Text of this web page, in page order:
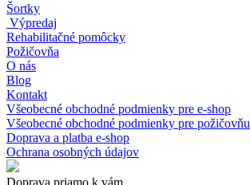
Šortky
Výpredaj
Rehabilitačné pomôcky
Požičovňa
O nás
Blog
Kontakt
Všeobecné obchodné podmienky pre e-shop
Všeobecné obchodné podmienky pre požičovňu
Doprava a platba e-shop
Ochrana osobných údajov
Doprava priamo k vám